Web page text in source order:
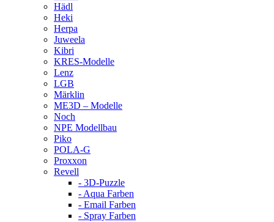
Hädl
Heki
Herpa
Juweela
Kibri
KRES-Modelle
Lenz
LGB
Märklin
ME3D – Modelle
Noch
NPE Modellbau
Piko
POLA-G
Proxxon
Revell
- 3D-Puzzle
- Aqua Farben
- Email Farben
- Spray Farben